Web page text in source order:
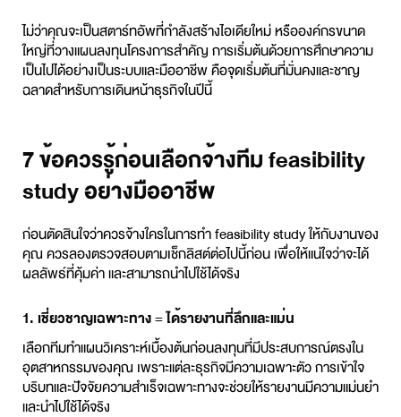
ไม่ว่าคุณจะเป็นสตาร์ทอัพที่กำลังสร้างไอเดียใหม่ หรือองค์กรขนาด
ใหญ่ที่วางแผนลงทุนโครงการสำคัญ การเริ่มต้นด้วยการศึกษาความ
เป็นไปได้อย่างเป็นระบบและมืออาชีพ คือจุดเริ่มต้นที่มั่นคงและชาญ
ฉลาดสำหรับการเดินหน้าธุรกิจในปีนี้
7 ข้อควรรู้ก่อนเลือกจ้างทีม feasibility
study อย่างมืออาชีพ
ก่อนตัดสินใจว่าควรจ้างใครในการทำfeasibility studyให้กับงานของ
คุณ ควรลองตรวจสอบตามเช็กลิสต์ต่อไปนี้ก่อน เพื่อให้แน่ใจว่าจะได้
ผลลัพธ์ที่คุ้มค่า และสามารถนำไปใช้ได้จริง
1. เชี่ยวชาญเฉพาะทาง = ได้รายงานที่ลึกและแม่น
เลือกทีมทำแผนวิเคราะห์เบื้องต้นก่อนลงทุนที่มีประสบการณ์ตรงใน
อุตสาหกรรมของคุณ เพราะแต่ละธุรกิจมีความเฉพาะตัว การเข้าใจ
บริบทและปัจจัยความสำเร็จเฉพาะทางจะช่วยให้รายงานมีความแม่นยำ
และนำไปใช้ได้จริง